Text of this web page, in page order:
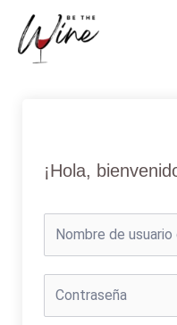
contenido
¡Hola,